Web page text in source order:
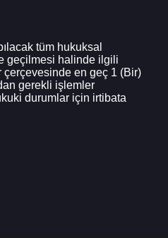
tüm hukuksal
geçilmesi halinde ilgili
en geç 1 (Bir)
gerekli işlemler
durumlar için irtibata